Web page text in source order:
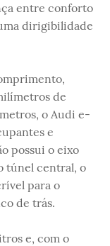
entre conforto
dirigibilidade
de
o Audi e-
e
possui o eixo
túnel central, o
para o
de trás.
e, com o